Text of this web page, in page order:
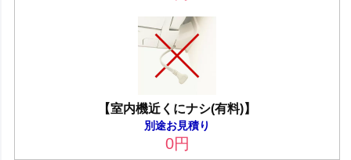
【室内機近くにナシ(有料)】
別途お見積り
0円